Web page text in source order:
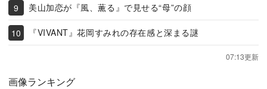
美山加恋が『風、薫る』で見せる“母”の顔
『VIVANT』花岡すみれの存在感と深まる謎
07:13更新
画像ランキング